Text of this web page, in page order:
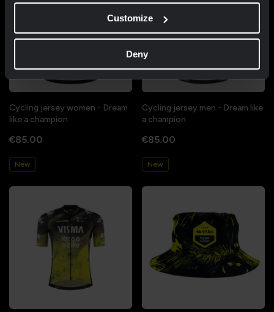
Customize
Deny
Cycling jersey women - Dream
like a champion
€85.00
New
Cycling jersey men - Dream like
a champion
€85.00
New